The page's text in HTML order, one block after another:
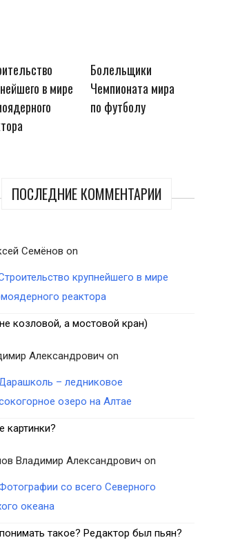
в мире
Болельщики
Чемпионата мира
по футболу
ПОСЛЕДНИЕ КОММЕНТАРИИ
Семёнов on
крупнейшего в мире
реактора
козловой, а мостовой кран)
Александрович on
– ледниковое
озеро на Алтае
картинки?
Владимир Александрович on
со всего Северного
океана
такое? Редактор был пьян?